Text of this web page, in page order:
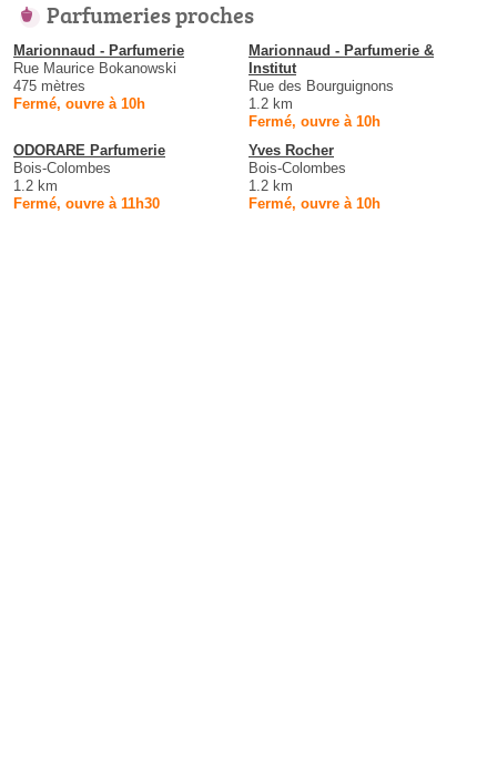
Parfumeries proches
Marionnaud - Parfumerie
Rue Maurice Bokanowski
475 mètres
Fermé, ouvre à 10h
Marionnaud - Parfumerie &
Institut
Rue des Bourguignons
1.2 km
Fermé, ouvre à 10h
ODORARE Parfumerie
Bois-Colombes
1.2 km
Fermé, ouvre à 11h30
Yves Rocher
Bois-Colombes
1.2 km
Fermé, ouvre à 10h